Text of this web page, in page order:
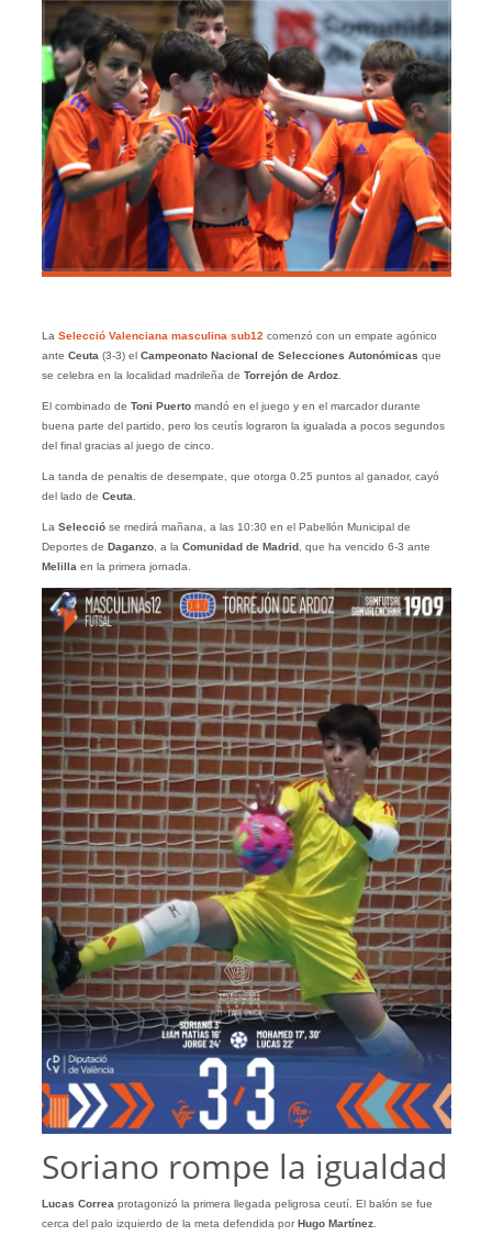
La Selecció Valenciana masculina sub12 comenzó con un empate agónico
ante Ceuta (3-3) elCampeonato Nacional de Selecciones Autonómicas que
se celebra en la localidad madrileña de Torrejón de Ardoz.
El combinado de Toni Puertomandó en el juego y en el marcador durante
buena parte del partido, pero los ceutís lograron la igualada a pocos segundos
del final gracias al juego de cinco.
La tanda de penaltis de desempate, que otorga 0.25 puntos al ganador, cayó
del lado de Ceuta
La Seleccióse medirá mañana, a las 10:30 en el Pabellón Municipal de
Deportes de Daganzo, a la Comunidad de Madrid, que ha vencido 6-3 ante
Melilla en la primera jornada.
Soriano rompe la igualdad
Lucas Correa protagonizó la primera llegada peligrosa ceutí. El balón se fue
cerca del palo izquierdo de la meta defendida porHugo Martínez.